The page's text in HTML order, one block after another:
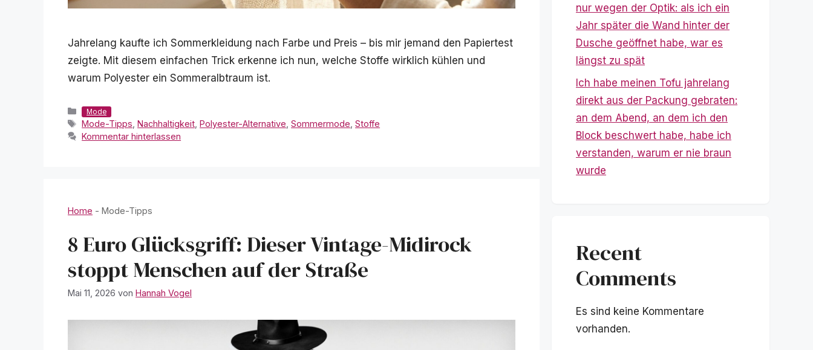
Jahrelang kaufte ich Sommerkleidung nach Farbe und Preis – bis mir jemand den Papiertest
zeigte. Mit diesem einfachen Trick erkenne ich nun, welche Stoffe wirklich kühlen und
warum Polyester ein Sommeralbtraum ist.
Kategorien
Mode
Schlagwörter
Mode-Tipps ,Nachhaltigkeit ,Polyester-Alternative ,Sommermode ,Stoffe
Kommentar hinterlassen
Home - Mode-Tipps
8 Euro Glücksgriff: Dieser Vintage-Midirock
stoppt Menschen auf der Straße
Mai 11, 2026 von Hannah Vogel
nur wegen der Optik: als ich ein
Jahr später die Wand hinter der
Dusche geöffnet habe, war es
längst zu spät
Ich habe meinen Tofu jahrelang
direkt aus der Packung gebraten:
an dem Abend, an dem ich den
Block beschwert habe, habe ich
verstanden, warum er nie braun
wurde
Recent
Comments
Es sind keine Kommentare
vorhanden.